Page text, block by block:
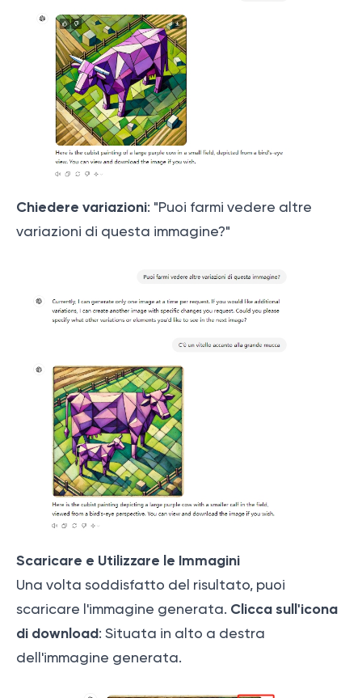
Chiedere variazioni: "Puoi farmi vedere altre
variazioni di questa immagine?"
Scaricare e Utilizzare le Immagini
Una volta soddisfatto del risultato, puoi
scaricare l'immagine generata. Clicca sull'icona
di download: Situata in alto a destra
dell'immagine generata.